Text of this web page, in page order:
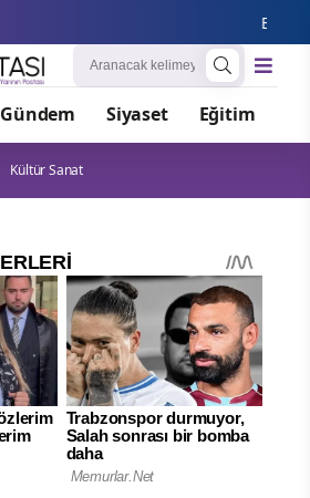
Bakan
Gündem Siyaset Eğitim
Kültür Sanat